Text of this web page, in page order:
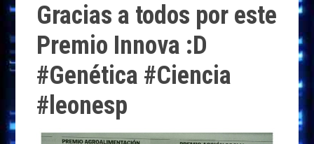
Gracias a todos por este
Premio Innova :D
#Genética #Ciencia
#leonesp